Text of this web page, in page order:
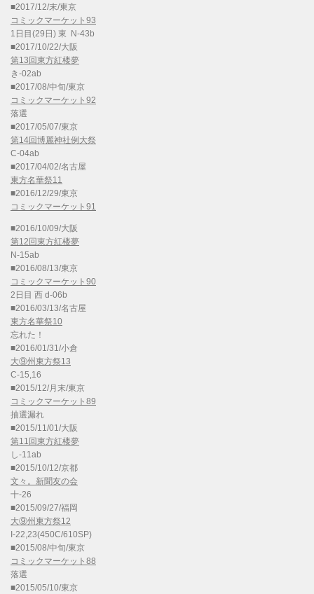
■2017/12/末/東京
コミックマーケット93
1日目(29日) 東 N-43b
■2017/10/22/大阪
第13回東方紅楼夢
き-02ab
■2017/08/中旬/東京
コミックマーケット92
落選
■2017/05/07/東京
第14回博麗神社例大祭
C-04ab
■2017/04/02/名古屋
東方名華祭11
■2016/12/29/東京
コミックマーケット91
■2016/10/09/大阪
第12回東方紅楼夢
N-15ab
■2016/08/13/東京
コミックマーケット90
2日目 西 d-06b
■2016/03/13/名古屋
東方名華祭10
忘れた！
■2016/01/31/小倉
大⑨州東方祭13
C-15,16
■2015/12/月末/東京
コミックマーケット89
抽選漏れ
■2015/11/01/大阪
第11回東方紅楼夢
し-11ab
■2015/10/12/京都
文々。新聞友の会
十-26
■2015/09/27/福岡
大⑨州東方祭12
I-22,23(450C/610SP)
■2015/08/中旬/東京
コミックマーケット88
落選
■2015/05/10/東京